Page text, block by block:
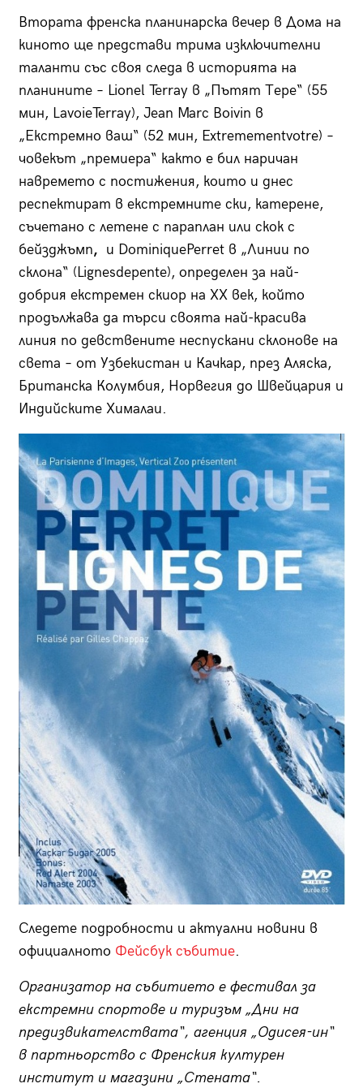
Втората френска планинарска вечер в Дома на
киното ще представи трима изключителни
таланти със своя следа в историята на
планините – Lionel Terray в „Пътят Тере“ (55
мин, LavoieTerray), Jean Marc Boivin в
„Екстремно ваш“ (52 мин, Extremementvotre) –
човекът „премиера“ както е бил наричан
навремето с постижения, които и днес
респектират в екстремните ски, катерене,
съчетано с летене с параплан или скок с
бейзджъмп, и DominiquePerret в „Линии по
склона“ (Lignesdepente), определен за най-
добрия екстремен скиор на XX век, който
продължава да търси своята най-красива
линия по девствените неспускани склонове на
света – от Узбекистан и Качкар, през Аляска,
Британска Колумбия, Норвегия до Швейцария и
Индийските Хималаи.
Следете подробности и актуални новини в
официалното Фейсбук събитие.
Организатор на събитието е фестивал за
екстремни спортове и туризъм „Дни на
предизвикателствата“, агенция „Одисея-ин“
в партньорство с Френския културен
институт и магазини „Стената“.